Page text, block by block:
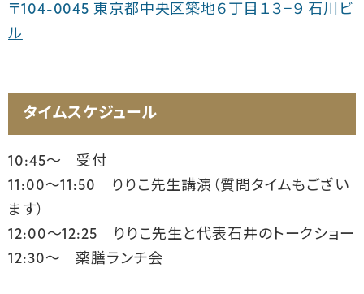
〒104-0045 東京都中央区築地６丁目１３−９ 石川ビ
ル
タイムスケジュール
10:45～ 受付
11:00～11:50 りりこ先生講演（質問タイムもござい
ます）
12:00～12:25 りりこ先生と代表石井のトークショー
12:30～ 薬膳ランチ会